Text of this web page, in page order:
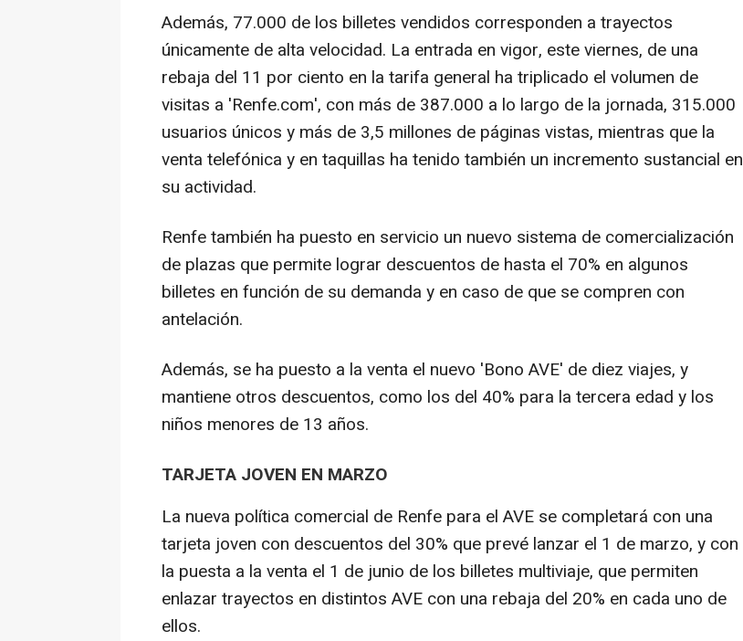
Además, 77.000 de los billetes vendidos corresponden a trayectos
únicamente de alta velocidad. La entrada en vigor, este viernes, de una
rebaja del 11 por ciento en la tarifa general ha triplicado el volumen de
visitas a 'Renfe.com', con más de 387.000 a lo largo de la jornada, 315.000
usuarios únicos y más de 3,5 millones de páginas vistas, mientras que la
venta telefónica y en taquillas ha tenido también un incremento sustancial en
su actividad.
Renfe también ha puesto en servicio un nuevo sistema de comercialización
de plazas que permite lograr descuentos de hasta el 70% en algunos
billetes en función de su demanda y en caso de que se compren con
antelación.
Además, se ha puesto a la venta el nuevo 'Bono AVE' de diez viajes, y
mantiene otros descuentos, como los del 40% para la tercera edad y los
niños menores de 13 años.
TARJETA JOVEN EN MARZO
La nueva política comercial de Renfe para el AVE se completará con una
tarjeta joven con descuentos del 30% que prevé lanzar el 1 de marzo, y con
la puesta a la venta el 1 de junio de los billetes multiviaje, que permiten
enlazar trayectos en distintos AVE con una rebaja del 20% en cada uno de
ellos.